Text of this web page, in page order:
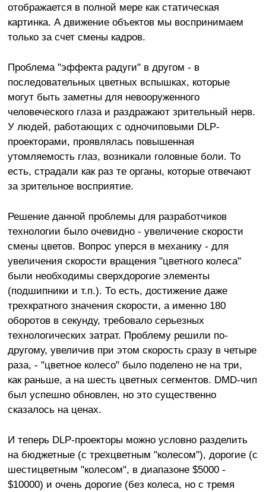
отображается в полной мере как статическая
картинка. А движение объектов мы воспринимаем
только за счет смены кадров.
Проблема "эффекта радуги" в другом - в
последовательных цветных вспышках, которые
могут быть заметны для невооруженного
человеческого глаза и раздражают зрительный нерв.
У людей, работающих с одночиповыми DLP-
проекторами, проявлялась повышенная
утомляемость глаз, возникали головные боли. То
есть, страдали как раз те органы, которые отвечают
за зрительное восприятие.
Решение данной проблемы для разработчиков
технологии было очевидно - увеличение скорости
смены цветов. Вопрос уперся в механику - для
увеличения скорости вращения "цветного колеса"
были необходимы сверхдорогие элементы
(подшипники и т.п.). То есть, достижение даже
трехкратного значения скорости, а именно 180
оборотов в секунду, требовало серьезных
технологических затрат. Проблему решили по-
другому, увеличив при этом скорость сразу в четыре
раза, - "цветное колесо" было поделено не на три,
как раньше, а на шесть цветных сегментов. DMD-чип
был успешно обновлен, но это существенно
сказалось на ценах.
И теперь DLP-проекторы можно условно разделить
на бюджетные (с трехцветным "колесом"), дорогие (с
шестицветным "колесом", в диапазоне $5000 -
$10000) и очень дорогие (без колеса, но с тремя